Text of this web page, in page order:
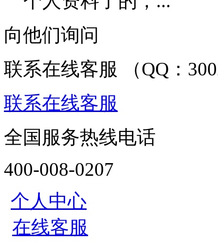
向他们询问
联系在线客服 （QQ：
联系在线客服
全国服务热线电话
400-008-0207
个人中心
在线客服